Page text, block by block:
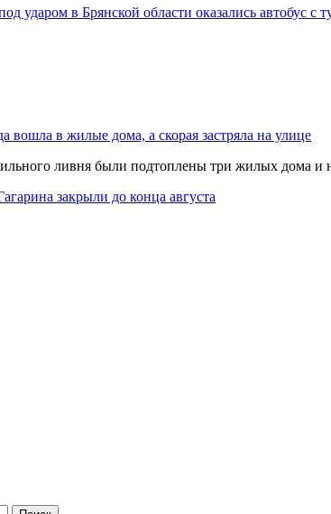
ударом в Брянской области оказались автобус с
вошла в жилые дома, а скорая застряла на улице
ливня были подтоплены три жилых дома
закрыли до конца августа